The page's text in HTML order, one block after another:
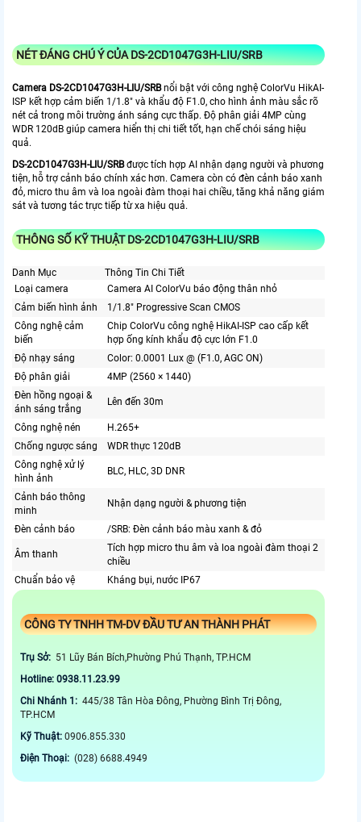
NÉT ĐÁNG CHÚ Ý CỦA DS-2CD1047G3H-LIU/SRB
Camera DS-2CD1047G3H-LIU/SRBnổi bật với công nghệ ColorVu HikAI-
ISP kết hợp cảm biến 1/1.8" và khẩu độ F1.0, cho hình ảnh màu sắc rõ
nét cả trong môi trường ánh sáng cực thấp. Độ phân giải 4MP cùng
WDR 120dB giúp camera hiển thị chi tiết tốt, hạn chế chói sáng hiệu
quả.
DS-2CD1047G3H-LIU/SRBđược tích hợp AI nhận dạng người và phương
tiện, hỗ trợ cảnh báo chính xác hơn. Camera còn có đèn cảnh báo xanh
đỏ, micro thu âm và loa ngoài đàm thoại hai chiều, tăng khả năng giám
sát và tương tác trực tiếp từ xa hiệu quả.
THÔNG SỐ KỸ THUẬT DS-2CD1047G3H-LIU/SRB
Danh Mục
Thông Tin Chi Tiết
Loại camera
Camera AI ColorVu báo động thân nhỏ
Cảm biến hình ảnh
1/1.8" Progressive Scan CMOS
Công nghệ cảm
biến
Chip ColorVu công nghệ HikAI-ISP cao cấp kết
hợp ống kính khẩu độ cực lớn F1.0
Độ nhạy sáng
Color: 0.0001 Lux @ (F1.0, AGC ON)
Độ phân giải
4MP (2560 × 1440)
Đèn hồng ngoại &
ánh sáng trắng
Lên đến 30m
Công nghệ nén
H.265+
Chống ngược sáng
WDR thực 120dB
Công nghệ xử lý
hình ảnh
BLC, HLC, 3D DNR
Cảnh báo thông
minh
Nhận dạng người & phương tiện
Đèn cảnh báo /SRB: Đèn cảnh báo màu xanh & đỏ
Âm thanh
Tích hợp micro thu âm và loa ngoài đàm thoại 2
chiều
Chuẩn bảo vệ
Kháng bụi, nước IP67
CÔNG TY TNHH TM-DV ĐẦU TƯ AN THÀNH PHÁT
Trụ Sở: 51 Lũy Bán Bích,Phường Phú Thạnh, TP.HCM
Hotline: 0938.11.23.99
Chi Nhánh 1: 445/38 Tân Hòa Đông, Phường Bình Trị Đông,
TP.HCM
Kỹ Thuật: 0906.855.330
Điện Thoại: (028) 6688.4949